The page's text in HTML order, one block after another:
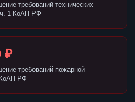
требований технических
ч. 1 КоАП РФ
₽
требований пожарной
КоАП РФ